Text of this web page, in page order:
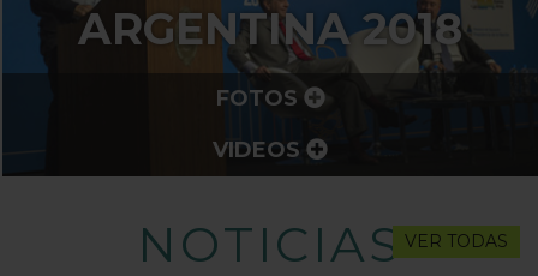
ARGENTINA 2018
FOTOS
VIDEOS
NOTICIASVER TODAS